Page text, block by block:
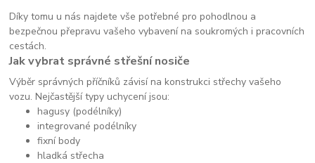
Díky tomu u nás najdete vše potřebné pro pohodlnou a
bezpečnou přepravu vašeho vybavení na soukromých i pracovních
cestách.
Jak vybrat správné střešní nosiče
Výběr správných příčníků závisí na konstrukci střechy vašeho
vozu. Nejčastější typy uchycení jsou:
hagusy (podélníky)
integrované podélníky
fixní body
hladká střecha